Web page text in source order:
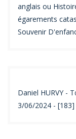
anglais ou
égarements
Souvenir
Daniel HURVY -
3/06/2024 - [183]